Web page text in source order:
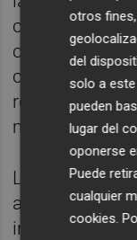
contra las
como
como
revuelo que la
modificarlo
La RAE
años que la
incorporan al
otros
del
solo a
pueden
lugar del
oponerse
Puede
cualquier
cookies .